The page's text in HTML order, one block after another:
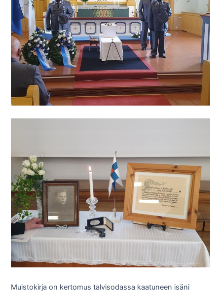
Muistokirja on kertomus talvisodassa kaatuneen isäni